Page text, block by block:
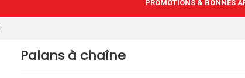
PROMOTIONS & BONNES
Palans à chaîne